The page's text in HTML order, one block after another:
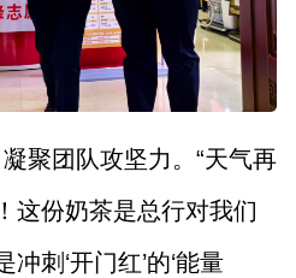
凝聚团队攻坚力。“天气再
这份奶茶是总行对我们
刺‘开门红’的‘能量